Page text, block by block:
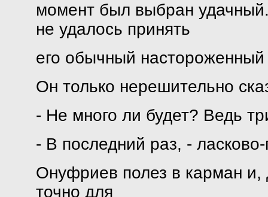
момент был выбран
не удалось принять
его обычный
Он только нерешительно
- Не много ли будет? Ведь
- В последний раз, -
Онуфриев полез в карман и,
точно для